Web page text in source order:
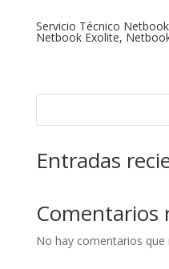
Servicio Técnico
Netbook Exolite,
Entradas
Comentarios
No hay comentarios que